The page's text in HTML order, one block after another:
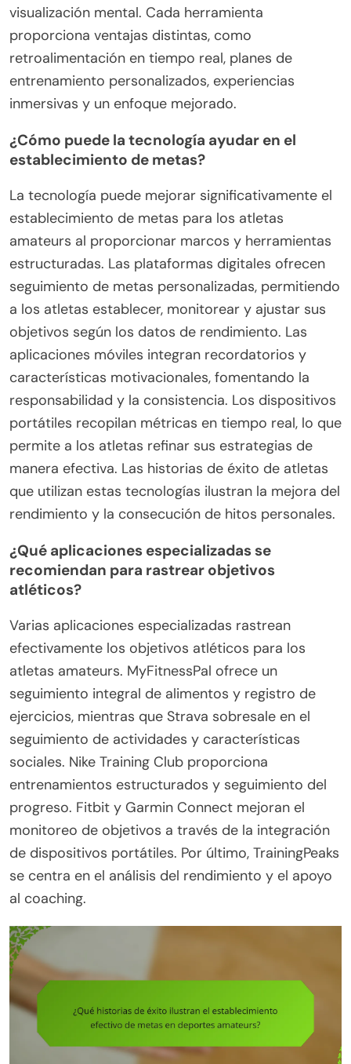
visualización mental. Cada herramienta
proporciona ventajas distintas, como
retroalimentación en tiempo real, planes de
entrenamiento personalizados, experiencias
inmersivas y un enfoque mejorado.
¿Cómo puede la tecnología ayudar en el
establecimiento de metas?
La tecnología puede mejorar significativamente el
establecimiento de metas para los atletas
amateurs al proporcionar marcos y herramientas
estructuradas. Las plataformas digitales ofrecen
seguimiento de metas personalizadas, permitiendo
a los atletas establecer, monitorear y ajustar sus
objetivos según los datos de rendimiento. Las
aplicaciones móviles integran recordatorios y
características motivacionales, fomentando la
responsabilidad y la consistencia. Los dispositivos
portátiles recopilan métricas en tiempo real, lo que
permite a los atletas refinar sus estrategias de
manera efectiva. Las historias de éxito de atletas
que utilizan estas tecnologías ilustran la mejora del
rendimiento y la consecución de hitos personales.
¿Qué aplicaciones especializadas se
recomiendan para rastrear objetivos
atléticos?
Varias aplicaciones especializadas rastrean
efectivamente los objetivos atléticos para los
atletas amateurs. MyFitnessPal ofrece un
seguimiento integral de alimentos y registro de
ejercicios, mientras que Strava sobresale en el
seguimiento de actividades y características
sociales. Nike Training Club proporciona
entrenamientos estructurados y seguimiento del
progreso. Fitbit y Garmin Connect mejoran el
monitoreo de objetivos a través de la integración
de dispositivos portátiles. Por último, TrainingPeaks
se centra en el análisis del rendimiento y el apoyo
al coaching.